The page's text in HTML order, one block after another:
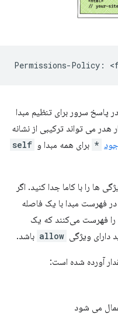
در پاسخ سرور برای تنظیم مبدا
هدر می تواند ترکیبی از نشانه
* برای همه مبدا و self
ها را با کاما جدا کنید. اگر
فهرست مبدا با یک فاصله
فهرست می‌کنند که یک
allow باشد.
آورده شده است:
می شود